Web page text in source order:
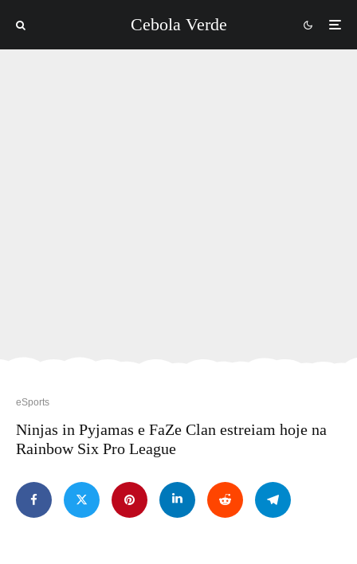
Cebola Verde
eSports
Ninjas in Pyjamas e FaZe Clan estreiam hoje na
Rainbow Six Pro League